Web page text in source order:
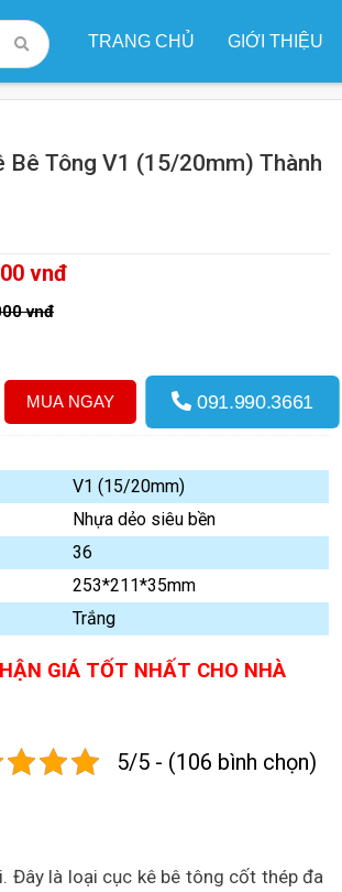
TRANG CHỦ GIỚI THIỆU
Bê Tông V1 (15/20mm) Thành Đức
Bê Tông V1 (15/20mm) Thành
vnđ
vnđ
MUA NGAY 091.990.3661
V1 (15/20mm)
Nhựa dẻo siêu bền
36
253*211*35mm
Trắng
GIÁ TỐT NHẤT CHO NHÀ
5/5 - (106 bình chọn)
là loại cục kê bê tông cốt thép đa